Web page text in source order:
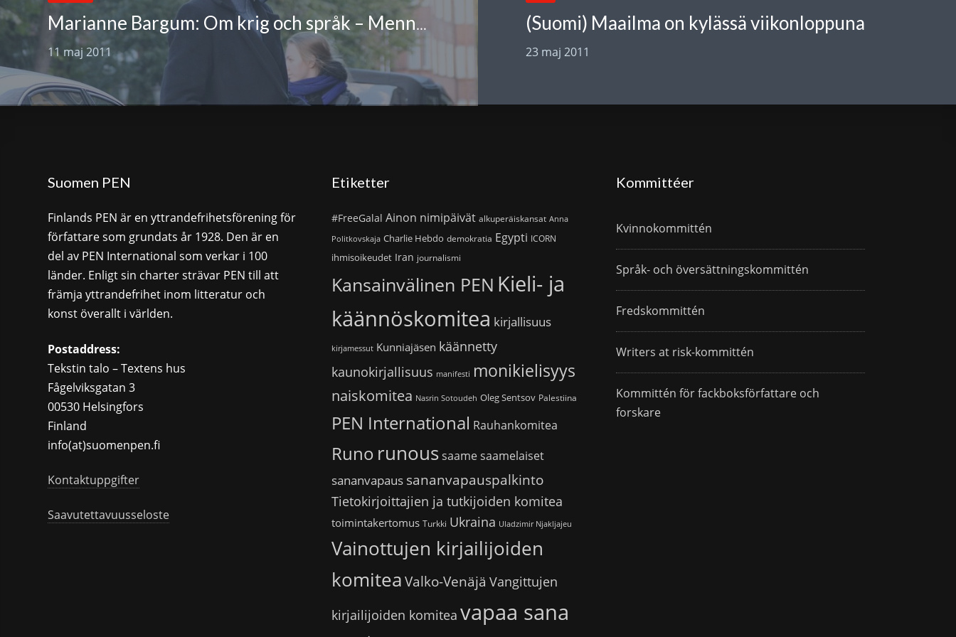
Marianne Bargum: Om krig och språk – Menneisyyden kaipuuta
11 maj 2011
(Suomi) Maailma on kylässä viikonloppuna
23 maj 2011
Suomen PEN
Finlands PEN är en yttrandefrihetsförening för
författare som grundats år 1928. Den är en
del av PEN International som verkar i 100
länder. Enligt sin charter strävar PEN till att
främja yttrandefrihet inom litteratur och
konst överallt i världen.
Postaddress:
Tekstin talo – Textens hus
Fågelviksgatan 3
00530 Helsingfors
Finland
info(at)suomenpen.fi
Kontaktuppgifter
Saavutettavuusseloste
Etiketter
#FreeGalal Ainon nimipäivät alkuperäiskansat Anna
Politkovskaja Charlie Hebdo demokratia Egypti ICORN
ihmisoikeudet Iran journalismi
Kansainvälinen PEN Kieli- ja
käännöskomitea kirjallisuus
kirjamessut Kunniajäsen käännetty
kaunokirjallisuus manifesti monikielisyys
naiskomitea Nasrin Sotoudeh Oleg Sentsov Palestiina
PEN International Rauhankomitea
Runo runoussaamesaamelaiset
sananvapaus sananvapauspalkinto
Tietokirjoittajien ja tutkijoiden komitea
toimintakertomus Turkki Ukraina Uladzimir Njakljajeu
Vainottujen kirjailijoiden
komitea Valko-Venäjä Vangittujen
kirjailijoiden komitea vapaa sana
Kommittéer
Kvinnokommittén
Språk- och översättningskommittén
Fredskommittén
Writers at risk-kommittén
Kommittén för fackboksförfattare och
forskare